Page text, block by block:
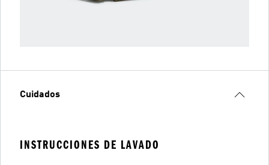
Cuidados
INSTRUCCIONES DE LAVADO